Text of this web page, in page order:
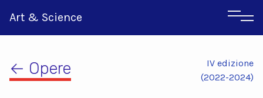
Art & Science
← Opere
IV edizione
(2022-2024)